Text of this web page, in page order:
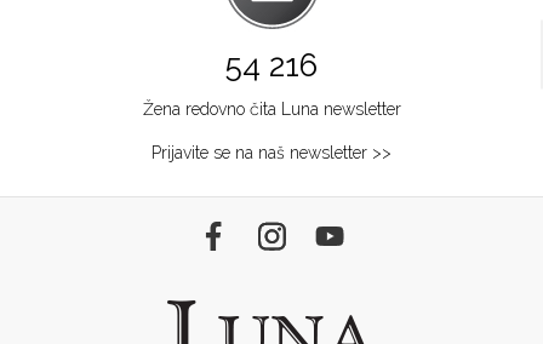
54 216
Žena redovno čita Luna newsletter
Prijavite se na naš newsletter >>